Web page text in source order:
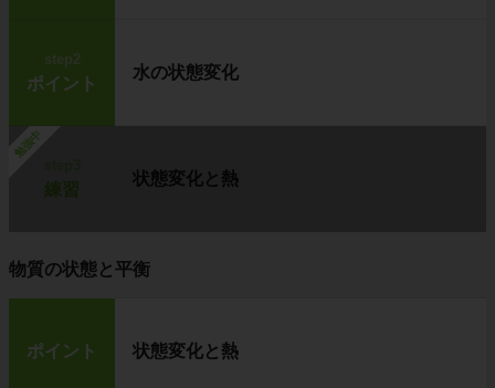
step2
ポイント
水の状態変化
勉強中
状態変化と熱
物質の状態と平衡
ポイント 状態変化と熱